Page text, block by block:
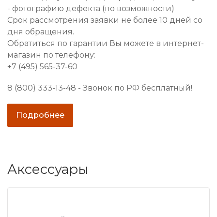
- фотографию дефекта (по возможности)
Срок рассмотрения заявки не более 10 дней со
дня обращения.
Обратиться по гарантии Вы можете в интернет-
магазин по телефону:
+7 (495) 565-37-60
8 (800) 333-13-48 - Звонок по РФ бесплатный!
Подробнее
Аксессуары